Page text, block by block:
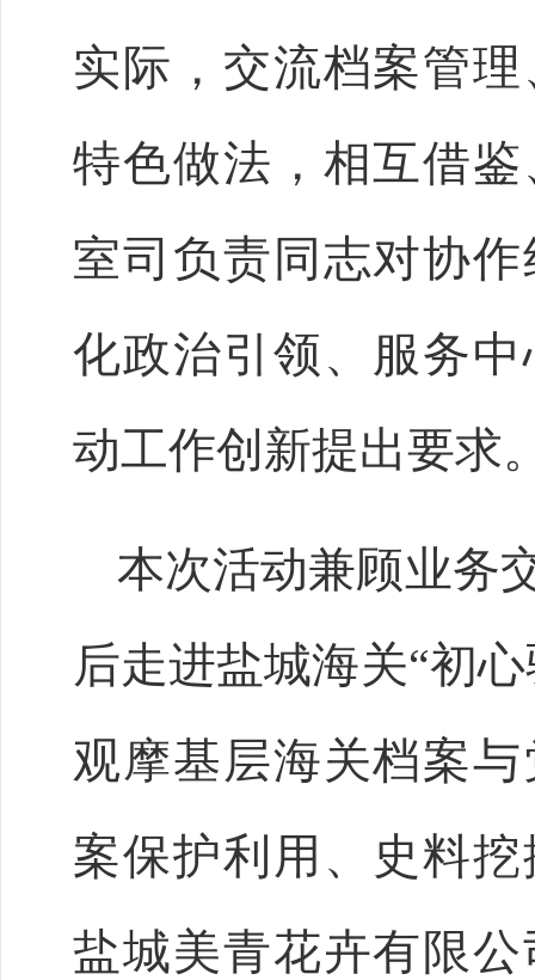
实际，交流档案管
特色做法，相互借
室司负责同志对协
化政治引领、服务
动工作创新提出要求
本次活动兼顾业务
后走进盐城海关“初
观摩基层海关档案
案保护利用、史料
盐城美青花卉有限